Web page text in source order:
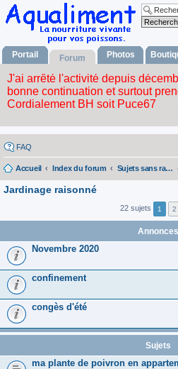
Portail Forum Photos
FAQ
Accueil Index du forum Sujets sans rapport avec la nourriture vivante
Jardinage raisonné
22 sujets 1 2
Annonces
Novembre 2020
confinement
congès d'été
Sujets
ma plante de poivron en